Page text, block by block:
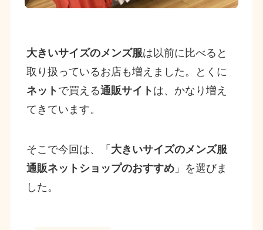
大きいサイズのメンズ服は以前に比べると
取り扱っているお店も増えました。とくに
ネット で買える通販サイト は、かなり増え
てきています。
そこで今回は、「 大きいサイズのメンズ服
通販ネットショップのおすすめ」を選びま
した。